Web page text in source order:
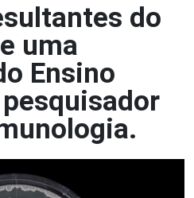
do
uma
Ensino